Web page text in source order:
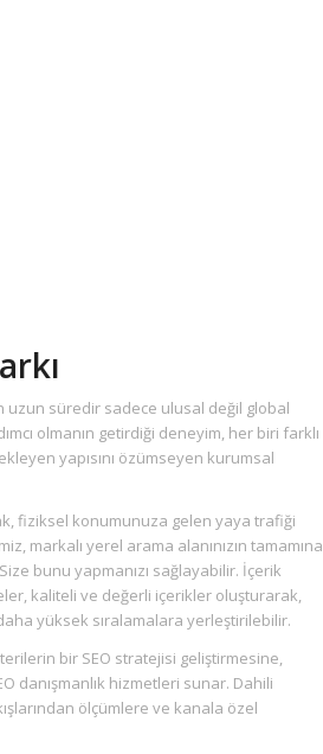
uzun süredir sadece ulusal değil global
olmanın getirdiği deneyim, her biri farklı
yapısını özümseyen kurumsal
fiziksel konumunuza gelen yaya trafiği
markalı yerel arama alanınızın tamamına
bunu yapmanızı sağlayabilir. İçerik
kaliteli ve değerli içerikler oluşturarak,
yüksek sıralamalara yerleştirilebilir.
bir SEO stratejisi geliştirmesine,
danışmanlık hizmetleri sunar. Dahili
ölçümlere ve kanala özel